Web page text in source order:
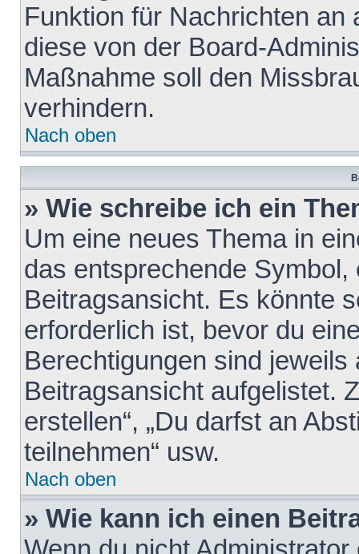
Funktion für Nachrichten
diese von der Board-
Maßnahme soll den
verhindern.
Nach oben
» Wie schreibe ich ein
Um eine neues Thema in
das entsprechende
Beitragsansicht. Es könnte
erforderlich ist, bevor du
Berechtigungen sind
Beitragsansicht aufgelistet.
erstellen“, „Du darfst an
teilnehmen“ usw.
Nach oben
» Wie kann ich einen